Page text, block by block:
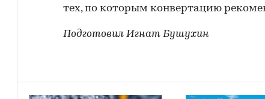
тех, по которым конвертацию
Подготовил Игнат Бушухин